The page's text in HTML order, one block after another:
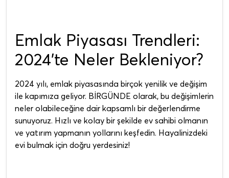
Emlak Piyasası Trendleri:
2024’te Neler Bekleniyor?
2024 yılı, emlak piyasasında birçok yenilik ve değişim
ile kapımıza geliyor. BİRGÜNDE olarak, bu değişimlerin
neler olabileceğine dair kapsamlı bir değerlendirme
sunuyoruz. Hızlı ve kolay bir şekilde ev sahibi olmanın
ve yatırım yapmanın yollarını keşfedin. Hayalinizdeki
evi bulmak için doğru yerdesiniz!